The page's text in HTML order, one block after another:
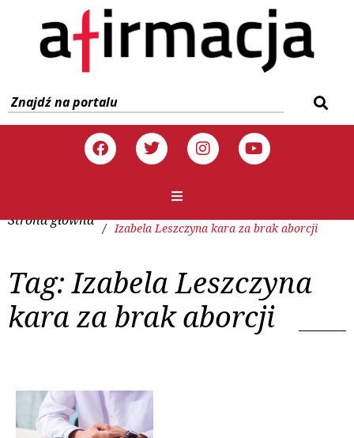
Strona główna / Izabela Leszczyna kara za brak aborcji
Tag:Izabela Leszczyna
kara za brak aborcji